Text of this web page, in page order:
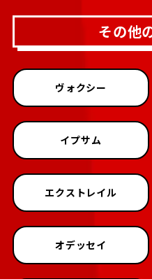
その他
ヴォクシー
イプサム
エクストレイル
オデッセイ